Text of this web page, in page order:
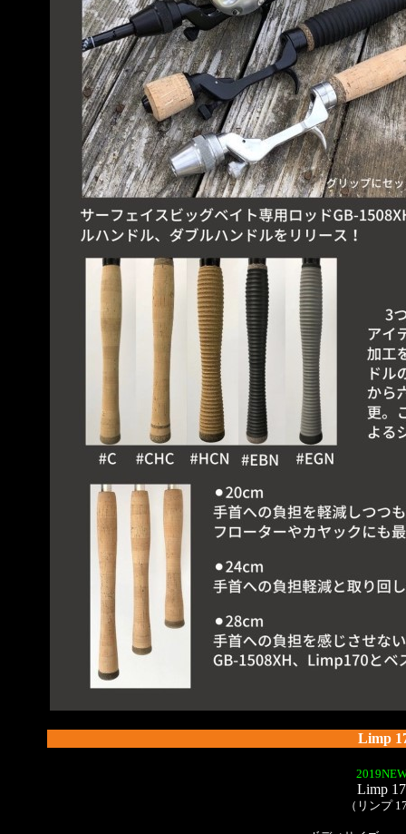
Limp
Limp
（リンプ